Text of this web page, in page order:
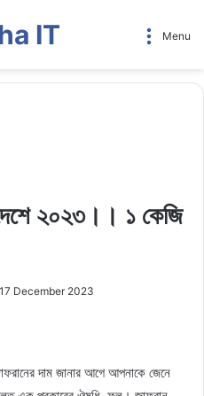
IT Menu
২০২৩।। ১ কেজি
December 2023
দাম জানার আগে আপনাকে জেনে